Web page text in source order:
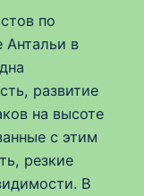
по
Антальи в
развитие
на высоте
с этим
резкие
В